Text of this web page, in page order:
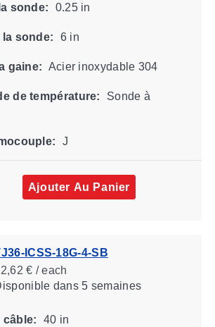
sonde: 0.25 in
sonde: 6 in
gaine: Acier inoxydable 304
de température:
Sonde à
J
Ajouter Au Panier
ICSS-18G-4-SB
€ / each
dans 5 semaines
câble: 40 in